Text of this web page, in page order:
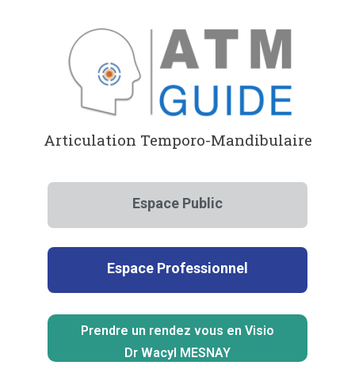
Articulation Temporo-Mandibulaire
Espace Public
Espace Professionnel
Prendre un rendez vous en Visio
Dr Wacyl MESNAY